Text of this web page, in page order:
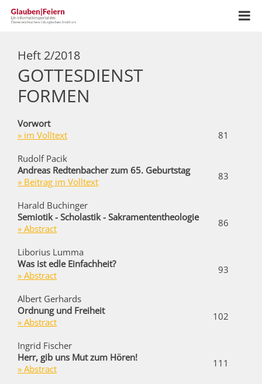
Heft 2/2018
GOTTESDIENST
FORMEN
Vorwort
» im Volltext
81
Rudolf Pacik
Andreas Redtenbacher zum 65. Geburtstag
» Beitrag im Volltext
83
Harald Buchinger
Semiotik - Scholastik - Sakramententheologie
» Abstract 86
Liborius Lumma
Was ist edle Einfachheit?
» Abstract 93
Albert Gerhards
Ordnung und Freiheit
» Abstract 102
Ingrid Fischer
Herr, gib uns Mut zum Hören!
» Abstract
111